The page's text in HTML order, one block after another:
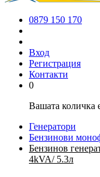
0879 150 170
Вход
Регистрация
Контакти
0
Вашата количка
Генератори
Бензинови
Бензинов
4kVA/ 5.3л